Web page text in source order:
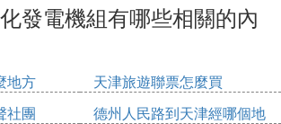
發電機組有哪些相關的內
地方
天津旅遊聯票怎麼買
社團
德州人民路到天津經哪個地